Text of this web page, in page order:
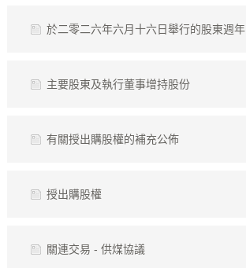
於二零二六年六月十六日舉行的股東週年大會投票結果 (287KB)
主要股東及執行董事增持股份
有關授出購股權的補充公佈
授出購股權
關連交易 - 供煤協議